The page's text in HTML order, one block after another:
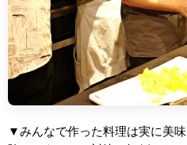
▼みんなで作った料理は実に美